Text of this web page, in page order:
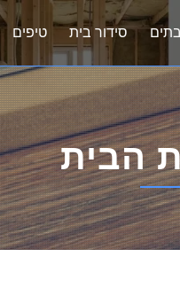
סידור בית טיפים
הבית